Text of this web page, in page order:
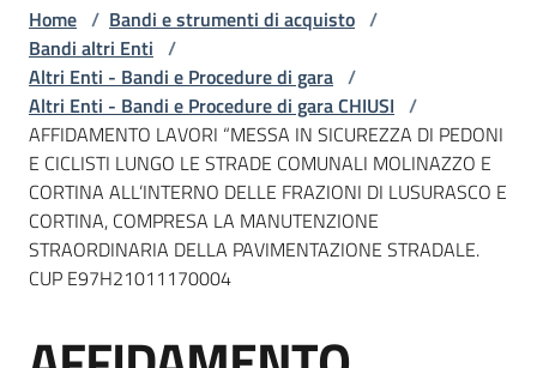
telematici
L'Agenzia
Bandi
e
strumenti
acquisto
Home / Bandi e strumenti di acquisto /
Bandi altri Enti /
Altri Enti - Bandi e Procedure di gara /
Altri Enti - Bandi e Procedure di gara CHIUSI /
AFFIDAMENTO LAVORI “MESSA IN SICUREZZA DI PEDONI
E CICLISTI LUNGO LE STRADE COMUNALI MOLINAZZO E
CORTINA ALL’INTERNO DELLE FRAZIONI DI LUSURASCO E
CORTINA, COMPRESA LA MANUTENZIONE
STRAORDINARIA DELLA PAVIMENTAZIONE STRADALE.
CUP E97H21011170004
Salta al contenuto